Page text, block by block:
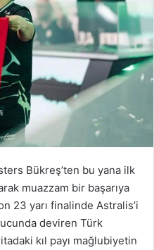
Bükreş’ten bu yana ilk
muazzam bir başarıya
23 yarı finalinde Astralis’i
deviren Türk
kıl payı mağlubiyetin